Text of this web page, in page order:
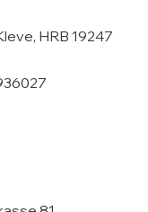
HRB 19247